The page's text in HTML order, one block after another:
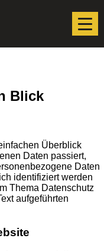
Blick
Überblick
Daten passiert,
Daten
identifiziert werden
Thema Datenschutz
aufgeführten